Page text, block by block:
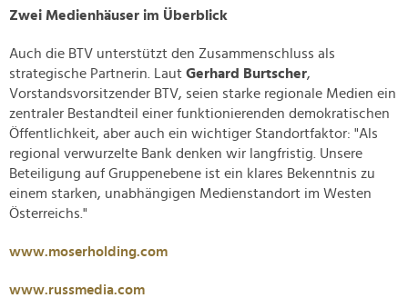
Zwei Medienhäuser im Überblick
Auch die BTV unterstützt den Zusammenschluss als
strategische Partnerin. Laut Gerhard Burtscher,
Vorstandsvorsitzender BTV, seien starke regionale Medien ein
zentraler Bestandteil einer funktionierenden demokratischen
Öffentlichkeit, aber auch ein wichtiger Standortfaktor: "Als
regional verwurzelte Bank denken wir langfristig. Unsere
Beteiligung auf Gruppenebene ist ein klares Bekenntnis zu
einem starken, unabhängigen Medienstandort im Westen
Österreichs."
www.moserholding.com
www.russmedia.com